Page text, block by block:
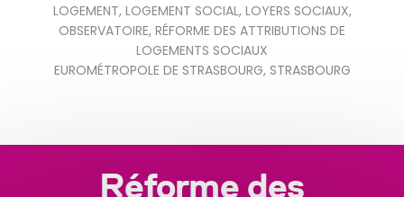
LOGEMENT, LOGEMENT SOCIAL, LOYERS SOCIAUX,
OBSERVATOIRE, RÉFORME DES ATTRIBUTIONS DE
LOGEMENTS SOCIAUX
EUROMÉTROPOLE DE STRASBOURG, STRASBOURG
Réforme des